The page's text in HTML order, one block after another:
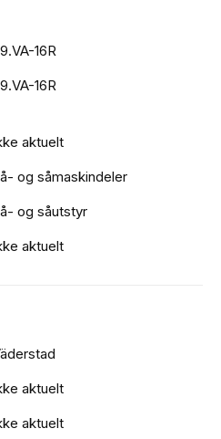
16R
16R
aktuelt
og såmaskindeler
og såutstyr
aktuelt
aktuelt
aktuelt